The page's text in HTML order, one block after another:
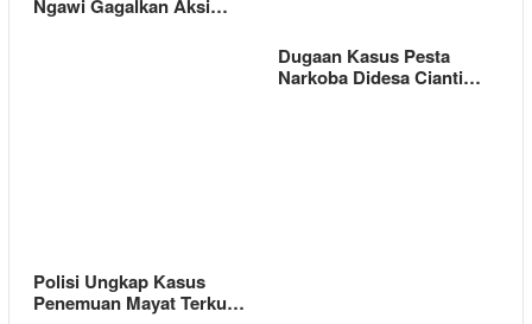
Ngawi Gagalkan Aksi…
Dugaan Kasus Pesta
Narkoba Didesa Cianti…
Polisi Ungkap Kasus
Penemuan Mayat Terku…